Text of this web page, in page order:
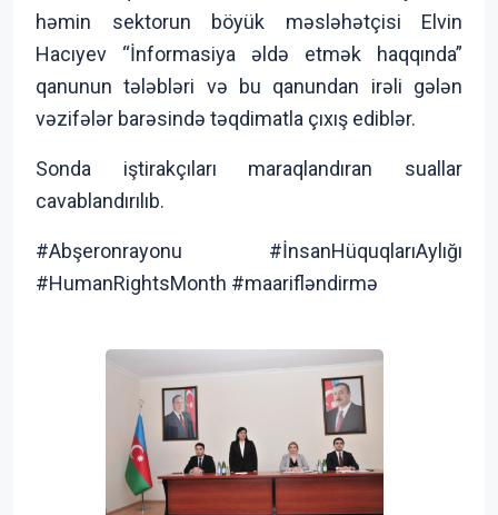
həmin sektorun böyük məsləhətçisi Elvin
Hacıyev “İnformasiya əldə etmək haqqında”
qanunun tələbləri və bu qanundan irəli gələn
vəzifələr barəsində təqdimatla çıxış ediblər.
Sonda iştirakçıları maraqlandıran suallar
cavablandırılıb.
#Abşeronrayonu #İnsanHüquqlarıAylığı
#HumanRightsMonth #maarifləndirmə